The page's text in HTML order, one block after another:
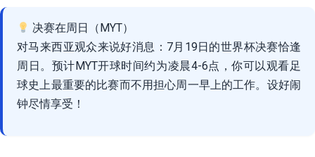
决赛在周日（MYT）
对马来西亚观众来说好消息：7月19日的世界杯决赛恰逢
周日。预计MYT开球时间约为凌晨4-6点，你可以观看足
球史上最重要的比赛而不用担心周一早上的工作。设好闹
钟尽情享受！